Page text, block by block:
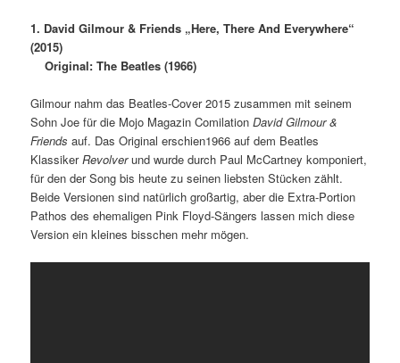
1. David Gilmour & Friends „Here, There And Everywhere“
(2015)
Original: The Beatles (1966)
Gilmour nahmdas Beatles-Cover 2015 zusammen mit seinem
Sohn Joe für die Mojo Magazin ComilationDavid Gilmour &
Friends auf. Das Original erschien1966 auf dem Beatles
KlassikerRevolverund wurde durch Paul McCartney komponiert,
für den der Song bis heute zu seinen liebsten Stücken zählt.
Beide Versionen sind natürlich großartig, aber die Extra-Portion
Pathos des ehemaligen Pink Floyd-Sängers lassen mich diese
Version ein kleines bisschen mehr mögen.